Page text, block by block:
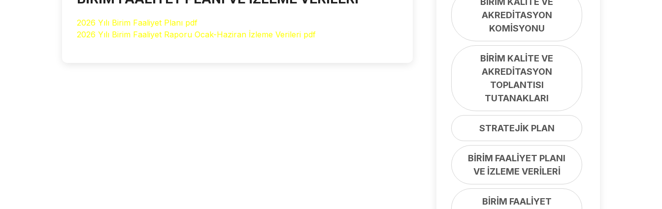
2026 Yılı Birim Faaliyet Planı pdf
2026 Yılı Birim Faaliyet Raporu Ocak-Haziran İzleme Verileri pdf
AKREDİTASYON
KOMİSYONU
BİRİM KALİTE VE
AKREDİTASYON
TOPLANTISI
TUTANAKLARI
STRATEJİK PLAN
BİRİM FAALİYET PLANI
VE İZLEME VERİLERİ
BİRİM FAALİYET